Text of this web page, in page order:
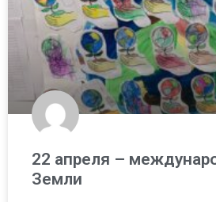
22 апреля –
Земли